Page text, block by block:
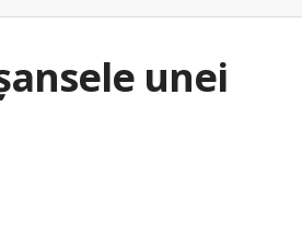
unei